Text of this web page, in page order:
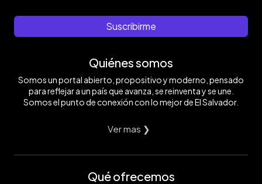
Suscribirme
Quiénes somos
Somos un portal abierto, propositivo y moderno, pensado
para reflejar a un país que avanza, se reinventa y se une.
Somos el punto de conexión con lo mejor de El Salvador.
Ver mas ❯
Qué ofrecemos